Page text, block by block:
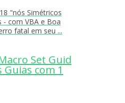
"nós Simétricos
- com VBA e Boa
fatal em seu ...
Set Guid
Guias com 1